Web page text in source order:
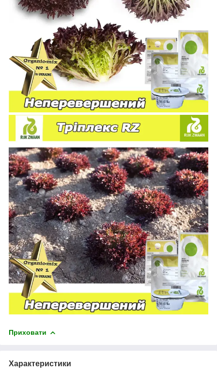
Приховати
Характеристики